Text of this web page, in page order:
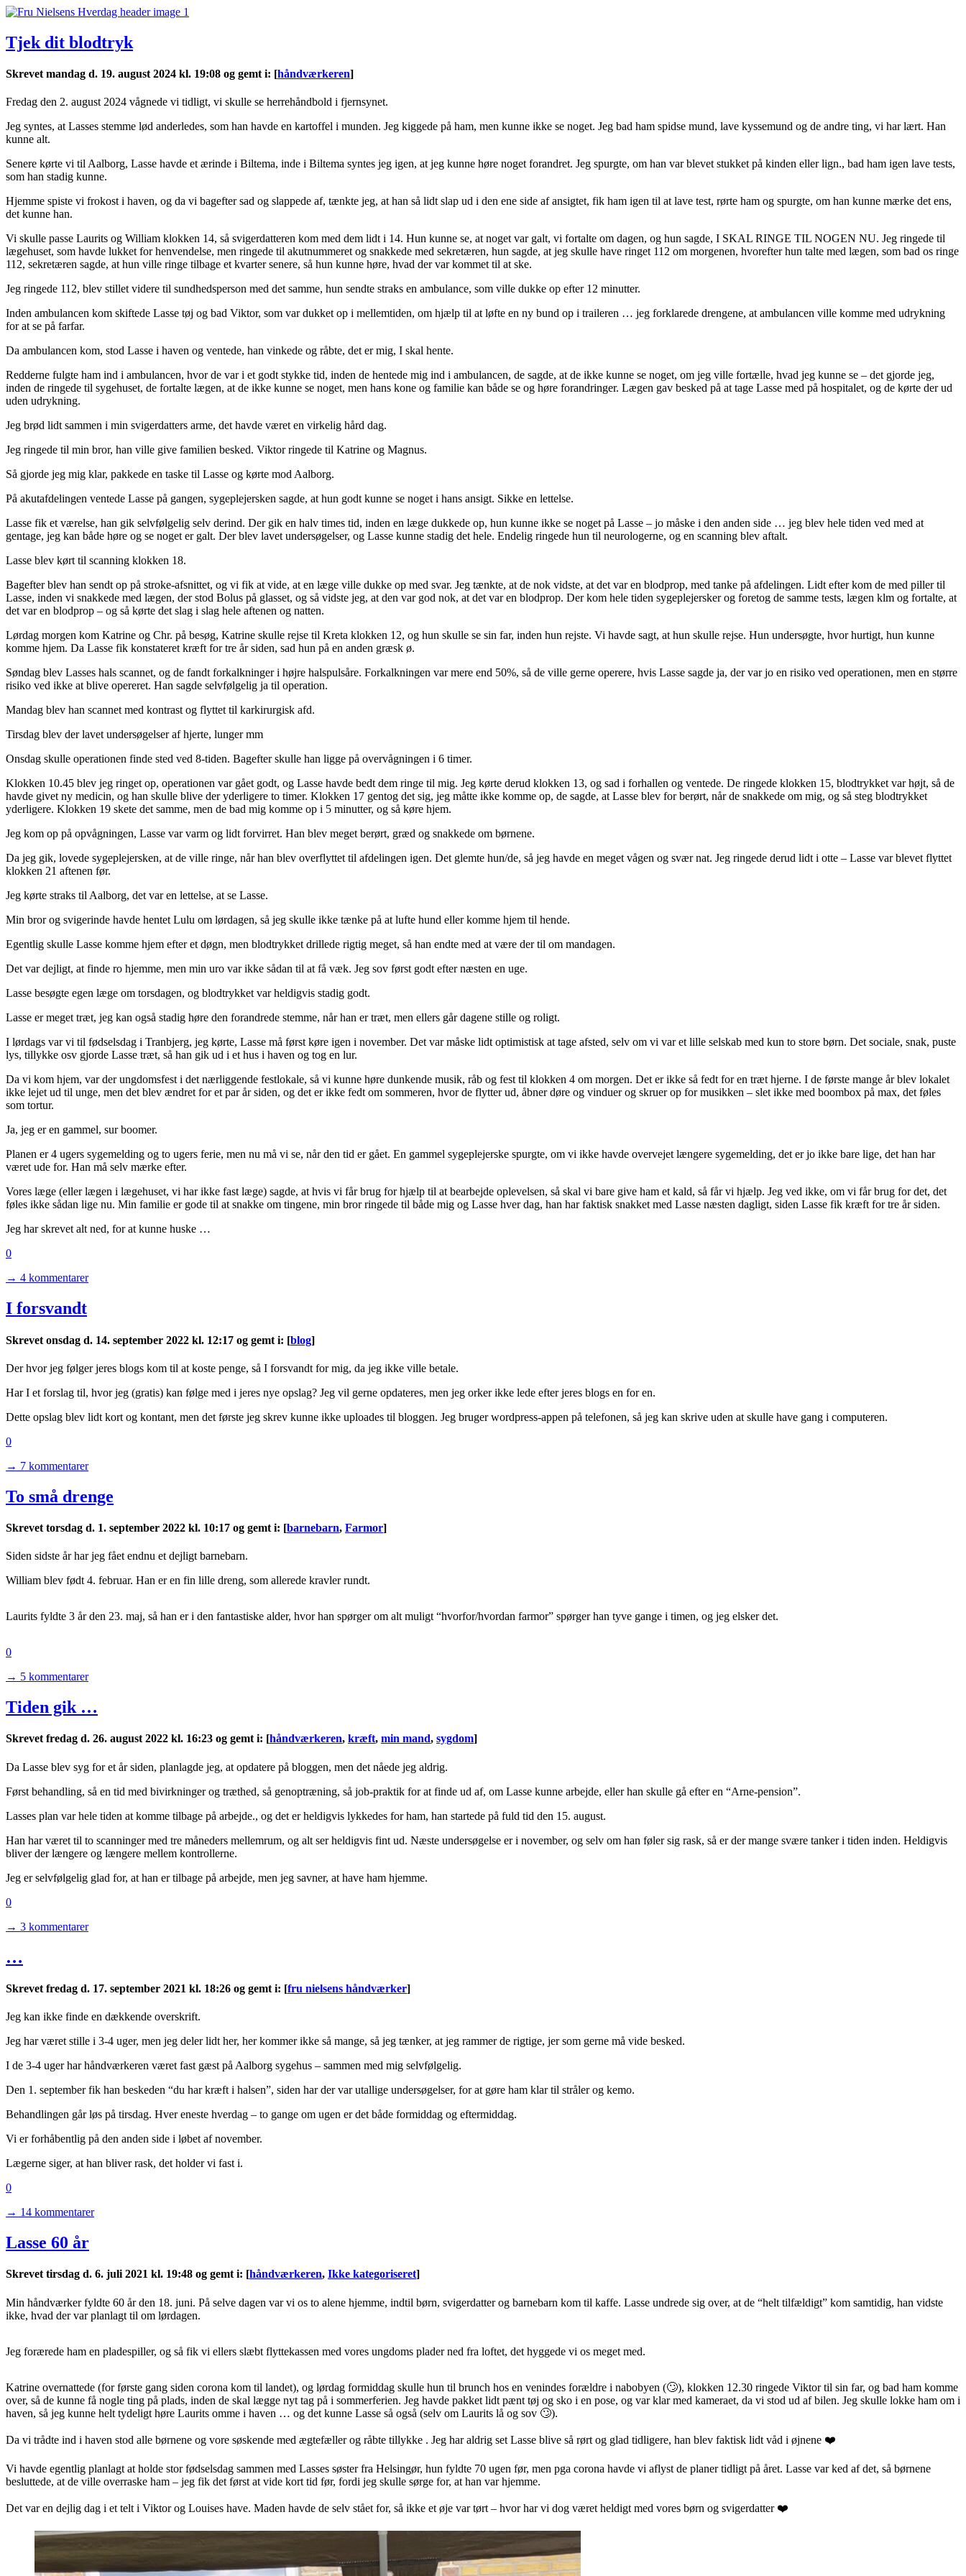
Tjek dit blodtryk
Skrevet mandag d. 19. august 2024 kl. 19:08 og gemt i: [håndværkeren]
Fredag den 2. august 2024 vågnede vi tidligt, vi skulle se herrehåndbold i fjernsynet.
Jeg syntes, at Lasses stemme lød anderledes, som han havde en kartoffel i munden. Jeg kiggede på ham, men kunne ikke se noget. Jeg bad ham spidse mund, lave kyssemund og de andre ting, vi har lært. Han
kunne alt.
Senere kørte vi til Aalborg, Lasse havde et ærinde i Biltema, inde i Biltema syntes jeg igen, at jeg kunne høre noget forandret. Jeg spurgte, om han var blevet stukket på kinden eller lign., bad ham igen lave tests,
som han stadig kunne.
Hjemme spiste vi frokost i haven, og da vi bagefter sad og slappede af, tænkte jeg, at han så lidt slap ud i den ene side af ansigtet, fik ham igen til at lave test, rørte ham og spurgte, om han kunne mærke det ens,
det kunne han.
Vi skulle passe Laurits og William klokken 14, så svigerdatteren kom med dem lidt i 14. Hun kunne se, at noget var galt, vi fortalte om dagen, og hun sagde, I SKAL RINGE TIL NOGEN NU. Jeg ringede til
lægehuset, som havde lukket for henvendelse, men ringede til akutnummeret og snakkede med sekretæren, hun sagde, at jeg skulle have ringet 112 om morgenen, hvorefter hun talte med lægen, som bad os ringe
112, sekretæren sagde, at hun ville ringe tilbage et kvarter senere, så hun kunne høre, hvad der var kommet til at ske.
Jeg ringede 112, blev stillet videre til sundhedsperson med det samme, hun sendte straks en ambulance, som ville dukke op efter 12 minutter.
Inden ambulancen kom skiftede Lasse tøj og bad Viktor, som var dukket op i mellemtiden, om hjælp til at løfte en ny bund op i traileren … jeg forklarede drengene, at ambulancen ville komme med udrykning
for at se på farfar.
Da ambulancen kom, stod Lasse i haven og ventede, han vinkede og råbte, det er mig, I skal hente.
Redderne fulgte ham ind i ambulancen, hvor de var i et godt stykke tid, inden de hentede mig ind i ambulancen, de sagde, at de ikke kunne se noget, om jeg ville fortælle, hvad jeg kunne se – det gjorde jeg,
inden de ringede til sygehuset, de fortalte lægen, at de ikke kunne se noget, men hans kone og familie kan både se og høre forandringer. Lægen gav besked på at tage Lasse med på hospitalet, og de kørte der ud
uden udrykning.
Jeg brød lidt sammen i min svigerdatters arme, det havde været en virkelig hård dag.
Jeg ringede til min bror, han ville give familien besked. Viktor ringede til Katrine og Magnus.
Så gjorde jeg mig klar, pakkede en taske til Lasse og kørte mod Aalborg.
På akutafdelingen ventede Lasse på gangen, sygeplejersken sagde, at hun godt kunne se noget i hans ansigt. Sikke en lettelse.
Lasse fik et værelse, han gik selvfølgelig selv derind. Der gik en halv times tid, inden en læge dukkede op, hun kunne ikke se noget på Lasse – jo måske i den anden side … jeg blev hele tiden ved med at
gentage, jeg kan både høre og se noget er galt. Der blev lavet undersøgelser, og Lasse kunne stadig det hele. Endelig ringede hun til neurologerne, og en scanning blev aftalt.
Lasse blev kørt til scanning klokken 18.
Bagefter blev han sendt op på stroke-afsnittet, og vi fik at vide, at en læge ville dukke op med svar. Jeg tænkte, at de nok vidste, at det var en blodprop, med tanke på afdelingen. Lidt efter kom de med piller til
Lasse, inden vi snakkede med lægen, der stod Bolus på glasset, og så vidste jeg, at den var god nok, at det var en blodprop. Der kom hele tiden sygeplejersker og foretog de samme tests, lægen klm og fortalte, at
det var en blodprop – og så kørte det slag i slag hele aftenen og natten.
Lørdag morgen kom Katrine og Chr. på besøg, Katrine skulle rejse til Kreta klokken 12, og hun skulle se sin far, inden hun rejste. Vi havde sagt, at hun skulle rejse. Hun undersøgte, hvor hurtigt, hun kunne
komme hjem. Da Lasse fik konstateret kræft for tre år siden, sad hun på en anden græsk ø.
Søndag blev Lasses hals scannet, og de fandt forkalkninger i højre halspulsåre. Forkalkningen var mere end 50%, så de ville gerne operere, hvis Lasse sagde ja, der var jo en risiko ved operationen, men en større
risiko ved ikke at blive opereret. Han sagde selvfølgelig ja til operation.
Mandag blev han scannet med kontrast og flyttet til karkirurgisk afd.
Tirsdag blev der lavet undersøgelser af hjerte, lunger mm
Onsdag skulle operationen finde sted ved 8-tiden. Bagefter skulle han ligge på overvågningen i 6 timer.
Klokken 10.45 blev jeg ringet op, operationen var gået godt, og Lasse havde bedt dem ringe til mig. Jeg kørte derud klokken 13, og sad i forhallen og ventede. De ringede klokken 15, blodtrykket var højt, så de
havde givet ny medicin, og han skulle blive der yderligere to timer. Klokken 17 gentog det sig, jeg måtte ikke komme op, de sagde, at Lasse blev for berørt, når de snakkede om mig, og så steg blodtrykket
yderligere. Klokken 19 skete det samme, men de bad mig komme op i 5 minutter, og så køre hjem.
Jeg kom op på opvågningen, Lasse var varm og lidt forvirret. Han blev meget berørt, græd og snakkede om børnene.
Da jeg gik, lovede sygeplejersken, at de ville ringe, når han blev overflyttet til afdelingen igen. Det glemte hun/de, så jeg havde en meget vågen og svær nat. Jeg ringede derud lidt i otte – Lasse var blevet flyttet
klokken 21 aftenen før.
Jeg kørte straks til Aalborg, det var en lettelse, at se Lasse.
Min bror og svigerinde havde hentet Lulu om lørdagen, så jeg skulle ikke tænke på at lufte hund eller komme hjem til hende.
Egentlig skulle Lasse komme hjem efter et døgn, men blodtrykket drillede rigtig meget, så han endte med at være der til om mandagen.
Det var dejligt, at finde ro hjemme, men min uro var ikke sådan til at få væk. Jeg sov først godt efter næsten en uge.
Lasse besøgte egen læge om torsdagen, og blodtrykket var heldigvis stadig godt.
Lasse er meget træt, jeg kan også stadig høre den forandrede stemme, når han er træt, men ellers går dagene stille og roligt.
I lørdags var vi til fødselsdag i Tranbjerg, jeg kørte, Lasse må først køre igen i november. Det var måske lidt optimistisk at tage afsted, selv om vi var et lille selskab med kun to store børn. Det sociale, snak, puste
lys, tillykke osv gjorde Lasse træt, så han gik ud i et hus i haven og tog en lur.
Da vi kom hjem, var der ungdomsfest i det nærliggende festlokale, så vi kunne høre dunkende musik, råb og fest til klokken 4 om morgen. Det er ikke så fedt for en træt hjerne. I de første mange år blev lokalet
ikke lejet ud til unge, men det blev ændret for et par år siden, og det er ikke fedt om sommeren, hvor de flytter ud, åbner døre og vinduer og skruer op for musikken – slet ikke med boombox på max, det føles
som tortur.
Ja, jeg er en gammel, sur boomer.
Planen er 4 ugers sygemelding og to ugers ferie, men nu må vi se, når den tid er gået. En gammel sygeplejerske spurgte, om vi ikke havde overvejet længere sygemelding, det er jo ikke bare lige, det han har
været ude for. Han må selv mærke efter.
Vores læge (eller lægen i lægehuset, vi har ikke fast læge) sagde, at hvis vi får brug for hjælp til at bearbejde oplevelsen, så skal vi bare give ham et kald, så får vi hjælp. Jeg ved ikke, om vi får brug for det, det
føles ikke sådan lige nu. Min familie er gode til at snakke om tingene, min bror ringede til både mig og Lasse hver dag, han har faktisk snakket med Lasse næsten dagligt, siden Lasse fik kræft for tre år siden.
Jeg har skrevet alt ned, for at kunne huske …
0
→ 4 kommentarer
I forsvandt
Skrevet onsdag d. 14. september 2022 kl. 12:17 og gemt i: [blog]
Der hvor jeg følger jeres blogs kom til at koste penge, så I forsvandt for mig, da jeg ikke ville betale.
Har I et forslag til, hvor jeg (gratis) kan følge med i jeres nye opslag? Jeg vil gerne opdateres, men jeg orker ikke lede efter jeres blogs en for en.
Dette opslag blev lidt kort og kontant, men det første jeg skrev kunne ikke uploades til bloggen. Jeg bruger wordpress-appen på telefonen, så jeg kan skrive uden at skulle have gang i computeren.
0
→ 7 kommentarer
To små drenge
Skrevet torsdag d. 1. september 2022 kl. 10:17 og gemt i: [barnebarn, Farmor]
Siden sidste år har jeg fået endnu et dejligt barnebarn.
William blev født 4. februar. Han er en fin lille dreng, som allerede kravler rundt.
Laurits fyldte 3 år den 23. maj, så han er i den fantastiske alder, hvor han spørger om alt muligt “hvorfor/hvordan farmor” spørger han tyve gange i timen, og jeg elsker det.
0
→ 5 kommentarer
Tiden gik …
Skrevet fredag d. 26. august 2022 kl. 16:23 og gemt i: [håndværkeren, kræft, min mand, sygdom]
Da Lasse blev syg for et år siden, planlagde jeg, at opdatere på bloggen, men det nåede jeg aldrig.
Først behandling, så en tid med bivirkninger og træthed, så genoptræning, så job-praktik for at finde ud af, om Lasse kunne arbejde, eller han skulle gå efter en “Arne-pension”.
Lasses plan var hele tiden at komme tilbage på arbejde., og det er heldigvis lykkedes for ham, han startede på fuld tid den 15. august.
Han har været til to scanninger med tre måneders mellemrum, og alt ser heldigvis fint ud. Næste undersøgelse er i november, og selv om han føler sig rask, så er der mange svære tanker i tiden inden. Heldigvis
bliver der længere og længere mellem kontrollerne.
Jeg er selvfølgelig glad for, at han er tilbage på arbejde, men jeg savner, at have ham hjemme.
0
→ 3 kommentarer
…
Skrevet fredag d. 17. september 2021 kl. 18:26 og gemt i: [fru nielsens håndværker]
Jeg kan ikke finde en dækkende overskrift.
Jeg har været stille i 3-4 uger, men jeg deler lidt her, her kommer ikke så mange, så jeg tænker, at jeg rammer de rigtige, jer som gerne må vide besked.
I de 3-4 uger har håndværkeren været fast gæst på Aalborg sygehus – sammen med mig selvfølgelig.
Den 1. september fik han beskeden “du har kræft i halsen”, siden har der var utallige undersøgelser, for at gøre ham klar til stråler og kemo.
Behandlingen går løs på tirsdag. Hver eneste hverdag – to gange om ugen er det både formiddag og eftermiddag.
Vi er forhåbentlig på den anden side i løbet af november.
Lægerne siger, at han bliver rask, det holder vi fast i.
0
→ 14 kommentarer
Lasse 60 år
Skrevet tirsdag d. 6. juli 2021 kl. 19:48 og gemt i: [håndværkeren, Ikke kategoriseret]
Min håndværker fyldte 60 år den 18. juni. På selve dagen var vi os to alene hjemme, indtil børn, svigerdatter og barnebarn kom til kaffe. Lasse undrede sig over, at de “helt tilfældigt” kom samtidig, han vidste
ikke, hvad der var planlagt til om lørdagen.
Jeg forærede ham en pladespiller, og så fik vi ellers slæbt flyttekassen med vores ungdoms plader ned fra loftet, det hyggede vi os meget med.
Katrine overnattede (for første gang siden corona kom til landet), og lørdag formiddag skulle hun til brunch hos en venindes forældre i nabobyen (🙄), klokken 12.30 ringede Viktor til sin far, og bad ham komme
over, så de kunne få nogle ting på plads, inden de skal lægge nyt tag på i sommerferien. Jeg havde pakket lidt pænt tøj og sko i en pose, og var klar med kameraet, da vi stod ud af bilen. Jeg skulle lokke ham om i
haven, så jeg kunne helt tydeligt høre Laurits omme i haven … og det kunne Lasse så også (selv om Laurits lå og sov 🙄).
Da vi trådte ind i haven stod alle børnene og vore søskende med ægtefæller og råbte tillykke . Jeg har aldrig set Lasse blive så rørt og glad tidligere, han blev faktisk lidt våd i øjnene ❤️
Vi havde egentlig planlagt at holde stor fødselsdag sammen med Lasses søster fra Helsingør, hun fyldte 70 ugen før, men pga corona havde vi aflyst de planer tidligt på året. Lasse var ked af det, så børnene
besluttede, at de ville overraske ham – jeg fik det først at vide kort tid før, fordi jeg skulle sørge for, at han var hjemme.
Det var en dejlig dag i et telt i Viktor og Louises have. Maden havde de selv stået for, så ikke et øje var tørt – hvor har vi dog været heldigt med vores børn og svigerdatter ❤️